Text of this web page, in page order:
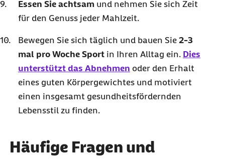
Essen Sie achtsam und nehmen Sie sich Zeit
für den Genuss jeder Mahlzeit.
Bewegen Sie sich täglich und bauen Sie 2-3
mal pro Woche Sport in Ihren Alltag ein. Dies
unterstützt das Abnehmen oder den Erhalt
eines guten Körpergewichtes und motiviert
einen insgesamt gesundheitsfördernden
Lebensstil zu finden.
Häufige Fragen und